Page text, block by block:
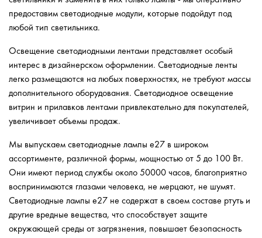
предоставим светодиодные модули, которые подойдут под
любой тип светильника.
Освещение светодиодными лентами представляет особый
интерес в дизайнерском оформлении. Светодиодные ленты
легко размещаются на любых поверхностях, не требуют массы
дополнительного оборудования. Светодиодное освещение
витрин и прилавков лентами привлекательно для покупателей,
увеличивает объемы продаж.
Мы выпускаем светодиодные лампы е27 в широком
ассортименте, различной формы, мощностью от 5 до 100 Вт.
Они имеют период службы около 50000 часов, благоприятно
воспринимаются глазами человека, не мерцают, не шумят.
Светодиодные лампы е27 не содержат в своем составе ртуть и
другие вредные вещества, что способствует защите
окружающей среды от загрязнения, повышает безопасность